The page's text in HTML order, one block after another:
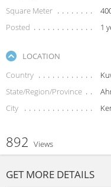
Square Meter
Posted
1
LOCATION
Country
State/Region/Province
City
892 Views
GET MORE DETAILS